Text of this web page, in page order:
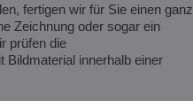
fertigen wir für Sie einen ganz
Zeichnung oder sogar ein
prüfen die
Bildmaterial innerhalb einer